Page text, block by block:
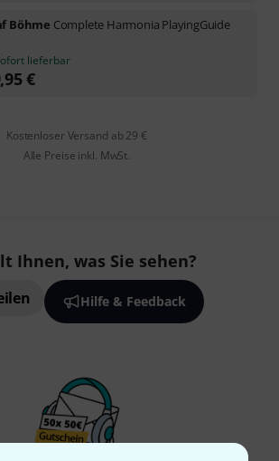
Böhme Complete Harmonia PlayingGuide
lieferbar
€
Kostenloser Versand ab 29 €
Alle Preise inkl. MwSt.
Ihnen, was Sie sehen?
Hilfe & Feedback